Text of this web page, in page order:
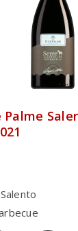
Palme